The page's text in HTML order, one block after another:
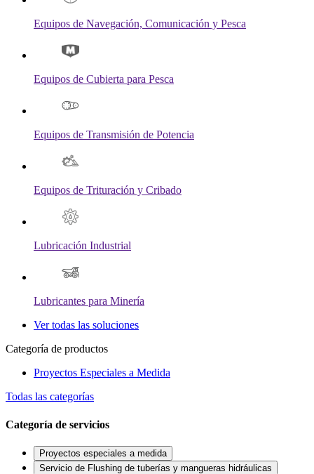
Equipos de Navegación, Comunicación y Pesca
Equipos de Cubierta para Pesca
Equipos de Transmisión de Potencia
Equipos de Trituración y Cribado
Lubricación Industrial
Lubricantes para Minería
Ver todas las soluciones
Categoría de productos
Proyectos Especiales a Medida
Todas las categorías
Categoría de servicios
Proyectos especiales a medida
Servicio de Flushing de tuberías y mangueras hidráulicas